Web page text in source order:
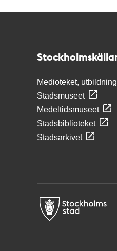
Medioteket,
Stadsmuseet
Medeltidsmuseet
Stadsbiblioteket
Stadsarkivet